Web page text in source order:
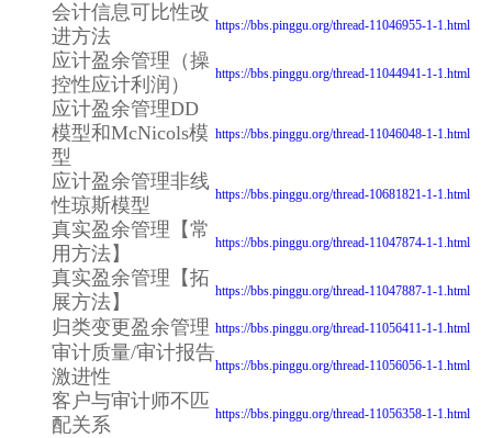
会计信息可比性改
进方法
https://bbs.pinggu.org/thread-11046955-1-1.html
应计盈余管理（操
控性应计利润）
https://bbs.pinggu.org/thread-11044941-1-1.html
应计盈余管理DD
模型和McNicols模
型
https://bbs.pinggu.org/thread-11046048-1-1.html
应计盈余管理非线
性琼斯模型
https://bbs.pinggu.org/thread-10681821-1-1.html
真实盈余管理【常
用方法】
https://bbs.pinggu.org/thread-11047874-1-1.html
真实盈余管理【拓
展方法】
https://bbs.pinggu.org/thread-11047887-1-1.html
归类变更盈余管理 https://bbs.pinggu.org/thread-11056411-1-1.html
审计质量/审计报告
激进性
https://bbs.pinggu.org/thread-11056056-1-1.html
客户与审计师不匹
配关系
https://bbs.pinggu.org/thread-11056358-1-1.html